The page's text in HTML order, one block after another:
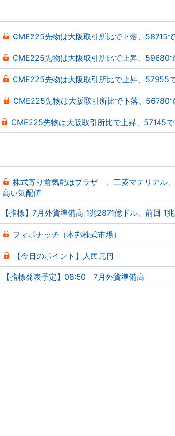
CME225先物は大阪取引所比で下落、58715
CME225先物は大阪取引所比で上昇、59680
CME225先物は大阪取引所比で上昇、57955
CME225先物は大阪取引所比で下落、56780
CME225先物は大阪取引所比で上昇、57145
株式寄り前気配はブラザー、三菱マテリアル
高い気配値
【指標】7月外貨準備高 1兆2871億ドル、前回 1
フィボナッチ（本邦株式市場）
【今日のポイント】人民元円
【指標発表予定】08:50 7月外貨準備高